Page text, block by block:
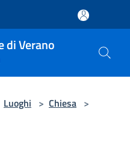
di Verano
Luoghi > Chiesa >